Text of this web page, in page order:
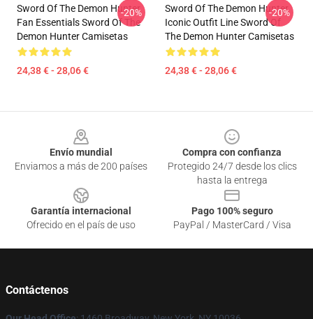
Sword Of The Demon Hunter
Fan Essentials Sword Of The
Demon Hunter Camisetas
24,38 € - 28,06 €
-20%
Sword Of The Demon Hunter
Iconic Outfit Line Sword Of
The Demon Hunter Camisetas
24,38 € - 28,06 €
-20%
Envío mundial
Enviamos a más de 200 países
Compra con confianza
Protegido 24/7 desde los clics
hasta la entrega
Garantía internacional
Ofrecido en el país de uso
Pago 100% seguro
PayPal / MasterCard / Visa
Contáctenos